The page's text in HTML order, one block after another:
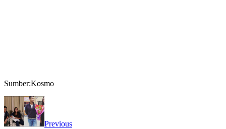
Sumber:Kosmo
Previous